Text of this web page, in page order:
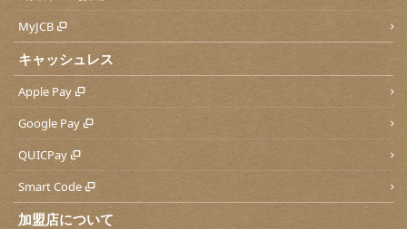
MyJCB
キャッシュレス
Apple Pay
Google Pay
QUICPay
Smart Code
加盟店について